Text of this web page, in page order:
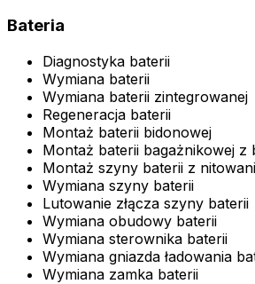
Bateria
Diagnostyka baterii
Wymiana baterii
Wymiana baterii zintegrowanej
Regeneracja baterii
Montaż baterii bidonowej
Montaż baterii bagażnikowej z
Montaż szyny baterii z
Wymiana szyny baterii
Lutowanie złącza szyny baterii
Wymiana obudowy baterii
Wymiana sterownika baterii
Wymiana gniazda ładowania
Wymiana zamka baterii